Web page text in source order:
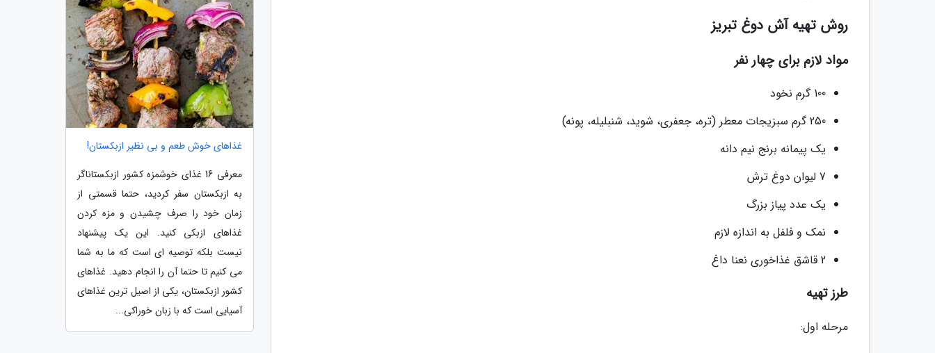
روش تهیه آش دوغ تبریز
مواد لازم برای چهار نفر
100 گرم نخود
250 گرم سبزیجات معطر (تره، جعفری، شوید، شنبلیله، پونه)
یک پیمانه برنج نیم دانه
7 لیوان دوغ ترش
یک عدد پیاز بزرگ
نمک و فلفل به اندازه لازم
2 قاشق غذاخوری نعنا داغ
طرز تهیه
مرحله اول:
غذاهای خوش طعم و بی نظیر ازبکستان!
معرفی 16 غذای خوشمزه کشور ازبکستاناگر
به ازبکستان سفر کردید، حتما قسمتی از
زمان خود را صرف چشیدن و مزه کردن
غذاهای ازبکی کنید. این یک پیشنهاد
نیست بلکه توصیه ای است که ما به شما
می کنیم تا حتما آن را انجام دهید. غذاهای
کشور ازبکستان، یکی از اصیل ترین غذاهای
آسیایی است که با زبان خوراکی...